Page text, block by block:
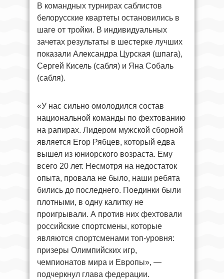
В командных турнирах саблистов
белорусские квартеты остановились в
шаге от тройки. В индивидуальных
зачетах результаты в шестерке лучших
показали Александра Цурская (шпага),
Сергей Кисель (сабля) и Яна Собаль
(сабля).
«У нас сильно омолодился состав
национальной команды по фехтованию
на рапирах. Лидером мужской сборной
является Егор Рябцев, который едва
вышел из юниорского возраста. Ему
всего 20 лет. Несмотря на недостаток
опыта, провала не было, наши ребята
бились до последнего. Поединки были
плотными, в одну калитку не
проигрывали. А против них фехтовали
российские спортсмены, которые
являются спортсменами топ-уровня:
призеры Олимпийских игр,
чемпионатов мира и Европы», —
подчеркнул глава федерации.